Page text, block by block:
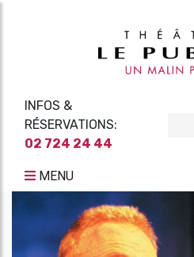
INFOS &
RÉSERVATIONS:
02 724 24 44
MENU